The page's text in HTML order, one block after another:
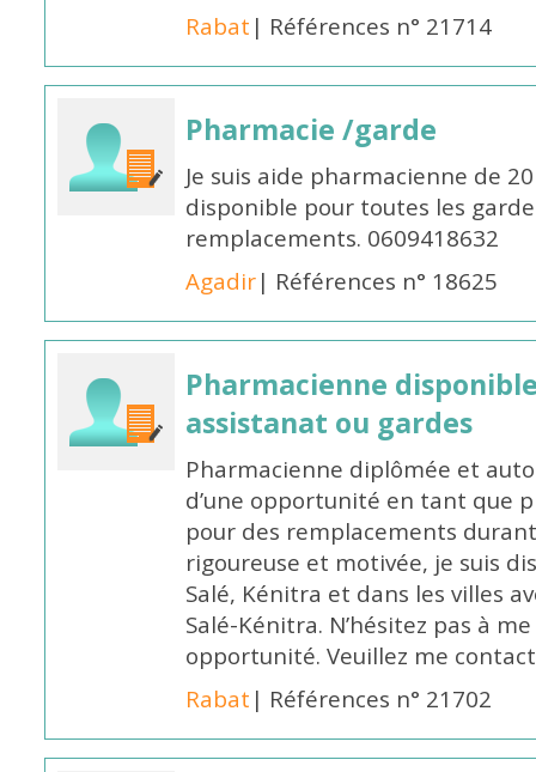
Rabat | Références n° 21714
Pharmacie /garde
Je suis aide pharmacienne de
disponible pour toutes les
remplacements. 0609418632
Agadir| Références n° 18625
Pharmacienne
assistanat ou gardes
Pharmacienne diplômée et
d’une opportunité en tant que
pour des remplacements
rigoureuse et motivée, je suis
Salé, Kénitra et dans les villes
Salé-Kénitra. N’hésitez pas à
opportunité. Veuillez me
Rabat | Références n° 21702